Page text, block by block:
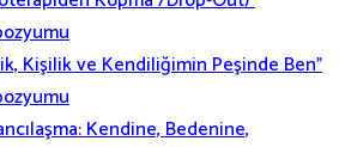
Kişilik ve Kendiliğimin Peşinde Ben”
Kendine, Bedenine,